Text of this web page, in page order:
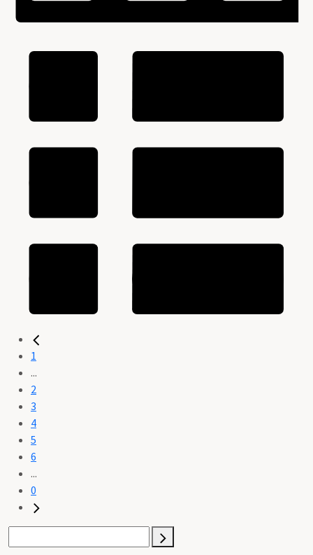
1
...
2
3
4
5
6
...
0